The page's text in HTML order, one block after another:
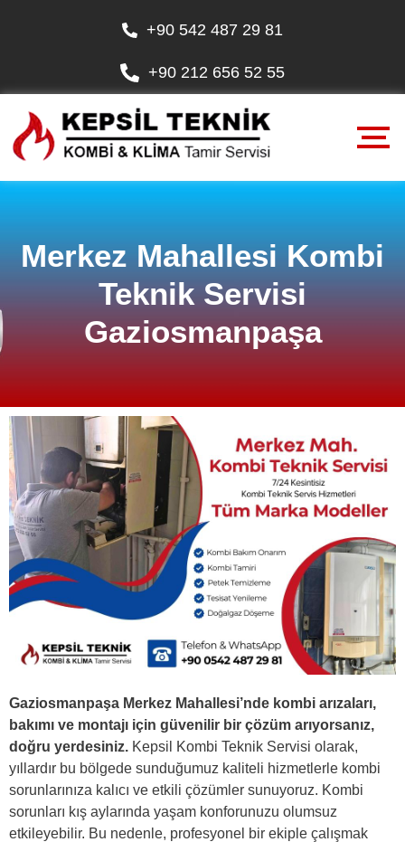
+90 542 487 29 81
+90 212 656 52 55
Merkez Mahallesi Kombi
Teknik Servisi
Gaziosmanpaşa
Gaziosmanpaşa Merkez Mahallesi’nde kombi arızaları,
bakımı ve montajı için güvenilir bir çözüm arıyorsanız,
doğru yerdesiniz. Kepsil Kombi Teknik Servisi olarak,
yıllardır bu bölgede sunduğumuz kaliteli hizmetlerle kombi
sorunlarınıza kalıcı ve etkili çözümler sunuyoruz. Kombi
sorunları kış aylarında yaşam konforunuzu olumsuz
etkileyebilir. Bu nedenle, profesyonel bir ekiple çalışmak